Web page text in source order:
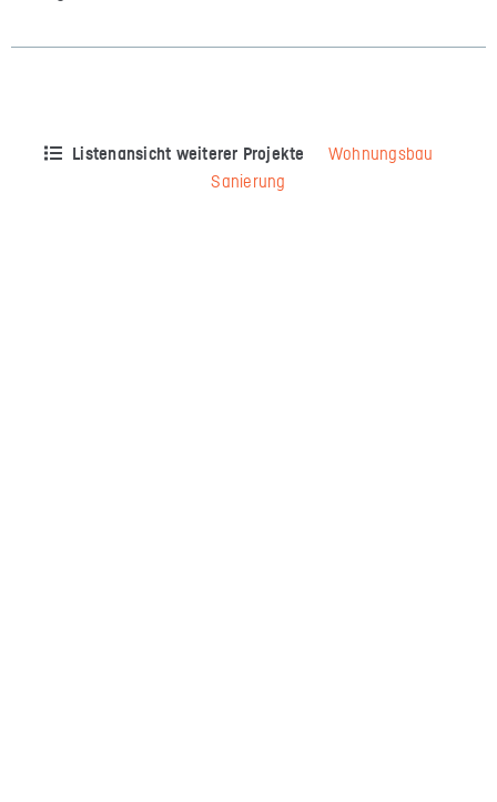
Listenansicht weiterer Projekte Wohnungsbau
Sanierung